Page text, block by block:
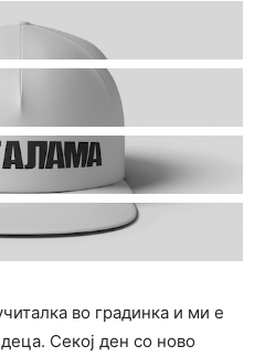
во градинка и ми е
Секој ден со ново